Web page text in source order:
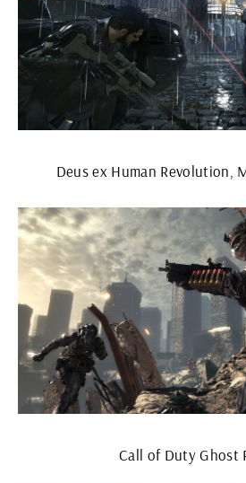
Deus ex Human Revolution,
Call of Duty Ghost